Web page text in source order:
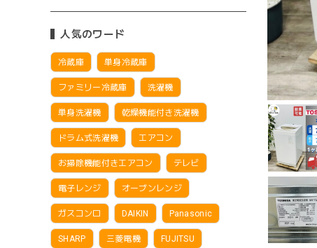
人気のワード
冷蔵庫 単身冷蔵庫
ファミリー冷蔵庫 洗濯機
単身洗濯機 乾燥機能付き洗濯機
ドラム式洗濯機 エアコン
お掃除機能付きエアコン テレビ
電子レンジ オーブンレンジ
ガスコンロ DAIKIN Panasonic
SHARP 三菱電機 FUJITSU